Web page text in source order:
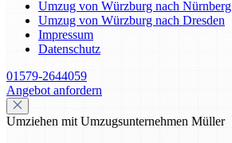
Umzug von Würzburg nach Nürnberg
Umzug von Würzburg nach Dresden
Impressum
Datenschutz
01579-2644059
Angebot anfordern
Umziehen mit Umzugsunternehmen Müller